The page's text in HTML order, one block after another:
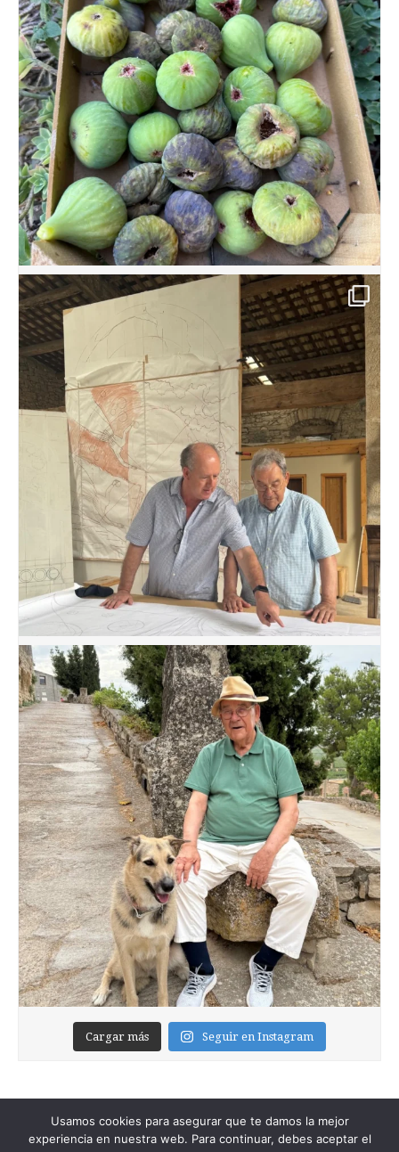
Cargar más Seguir en Instagram
Usamos cookies para asegurar que te damos la mejor
experiencia en nuestra web. Para continuar, debes aceptar el